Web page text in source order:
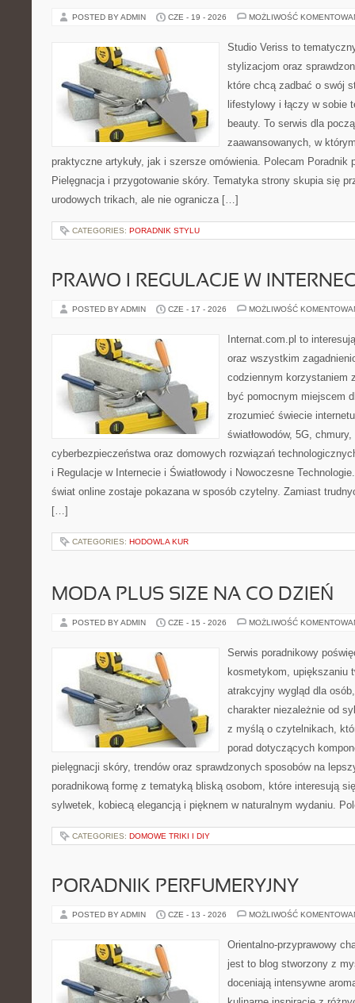
POSTED BY ADMIN CZE - 19 - 2026 MOŻLIWOŚĆ
Studio Veriss to
stylizacjom oraz
które chcą zadbać o swój
lifestylowy i łączy w sobie
beauty. To serwis dla
zaawansowanych, w
praktyczne artykuły, jak i szersze omówienia. Polecam
Pielęgnacja i przygotowanie skóry. Tematyka strony skupia się
urodowych trikach, ale nie ogranicza […]
CATEGORIES: PORADNIK STYLU
PRAWO I REGULACJE W
POSTED BY ADMIN CZE - 17 - 2026 MOŻLIWOŚĆ
Internat.com.pl to
oraz wszystkim
codziennym korzystaniem
być pomocnym miejscem
zrozumieć świecie
światłowodów, 5G,
cyberbezpieczeństwa oraz domowych rozwiązań
i Regulacje w Internecie i Światłowody i Nowoczesne
świat online zostaje pokazana w sposób czytelny. Zamiast
[…]
CATEGORIES: HODOWLA KUR
MODA PLUS SIZE NA CO DZIEŃ
POSTED BY ADMIN CZE - 15 - 2026 MOŻLIWOŚĆ
Serwis poradnikowy
kosmetykom, upiększaniu
atrakcyjny wygląd dla
charakter niezależnie od
z myślą o czytelnikach,
porad dotyczących
pielęgnacji skóry, trendów oraz sprawdzonych sposobów na
poradnikową formę z tematyką bliską osobom, które interesują
sylwetek, kobiecą elegancją i pięknem w naturalnym wydaniu.
CATEGORIES: DOMOWE TRIKI I DIY
PORADNIK PERFUMERYJNY
POSTED BY ADMIN CZE - 13 - 2026 MOŻLIWOŚĆ
Orientalno-przyprawowy
jest to blog stworzony z
doceniają intensywne